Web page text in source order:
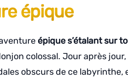
épique
épique s’étalant sur
colossal. Jour après
obscurs de ce labyrinthe,